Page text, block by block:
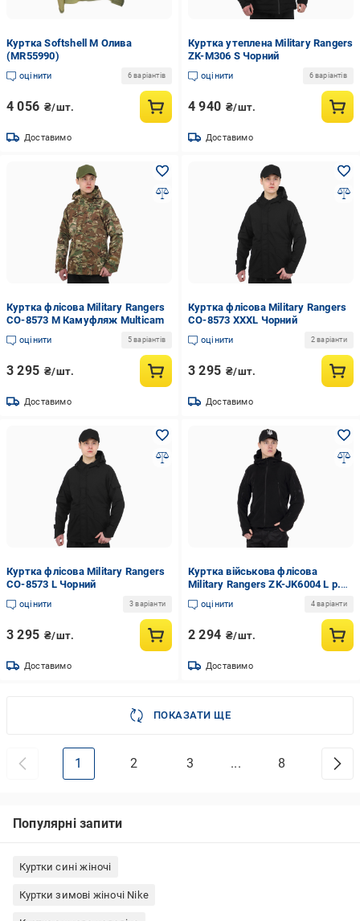
Куртка Softshell M Олива
(MR55990)
оцінити 6 варіантів
4 056 ₴/шт.
Доставимо
Куртка утеплена Military Rangers
ZK-M306 S Чорний
оцінити 6 варіантів
4 940 ₴/шт.
Доставимо
Куртка флісова Military Rangers
CO-8573 M Камуфляж Multicam
оцінити 5 варіантів
3 295 ₴/шт.
Доставимо
Куртка флісова Military Rangers
CO-8573 XXXL Чорний
оцінити 2 варіанти
3 295 ₴/шт.
Доставимо
Куртка флісова Military Rangers
CO-8573 L Чорний
оцінити 3 варіанти
3 295 ₴/шт.
Доставимо
Куртка військова флісова
Military Rangers ZK-JK6004 L р.
46-48 Чорний (AN008770)
оцінити 4 варіанти
2 294 ₴/шт.
Доставимо
ПОКАЗАТИ ЩЕ
1 2 3 ... 8
Популярні запити
Куртки сині жіночі
Куртки зимові жіночі Nike